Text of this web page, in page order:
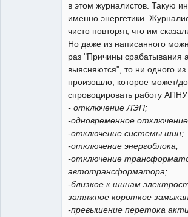
в этом журналистов. Такую
именно энергетики.
чисто повторят, что им
Но даже из написанного
раз "Причины срабатывания
выясняются", то ни одного
произошло, которое может/
спровоцировать работу
- отключение ЛЭП;
-одновременное
-отключение системы шин;
-отключение энергоблока;
-отключение
автотрансформатора;
-близкое к шинам
затяжное короткое
-превышение перетока